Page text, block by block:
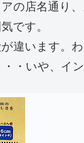
の店名通り
です。
違います。
・いや、イン